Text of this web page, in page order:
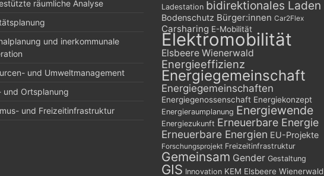
räumliche Analyse
und inerkommunale
und Umweltmanagement
und Ortsplanung
und Freizeitinfrastruktur
Ladestation bidirektionales Laden
Bodenschutz Bürger:innen Car2Flex
Carsharing E-Mobilität
Elektromobilität
Elsbeere Wienerwald
Energieeffizienz
Energiegemeinschaft
Energiegemeinschaften
Energiegenossenschaft Energiekonzept
Energieraumplanung Energiewende
Energiezukunft Erneuerbare Energie
Erneuerbare Energien EU-Projekte
Forschungsprojekt Freizeitinfrastruktur
Gemeinsam Gender Gestaltung
GIS Innovation KEM Elsbeere Wienerwald